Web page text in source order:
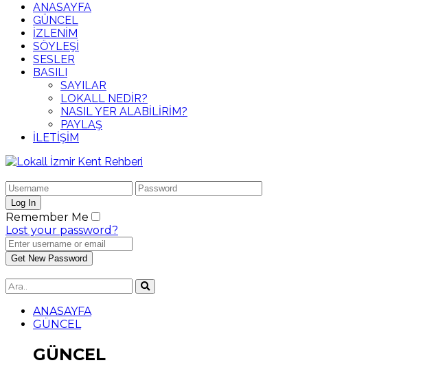
ANASAYFA
GÜNCEL
İZLENİM
SÖYLEŞİ
SESLER
BASILI
SAYILAR
LOKALL NEDİR?
NASIL YER ALABİLİRİM?
PAYLAŞ
İLETİŞİM
Remember Me
Lost your password?
ANASAYFA
GÜNCEL
GÜNCEL